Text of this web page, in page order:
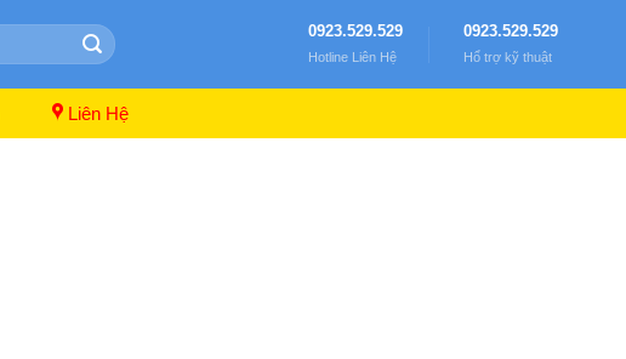
0923.529.529
Hotline Liên Hệ
0923.529.529
Hổ trợ kỹ thuật
Liên Hệ